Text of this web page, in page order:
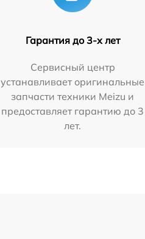
Гарантия до 3-х лет
Сервисный центр
устанавливает оригинальные
запчасти техники Meizu и
предоставляет гарантию до 3
лет.